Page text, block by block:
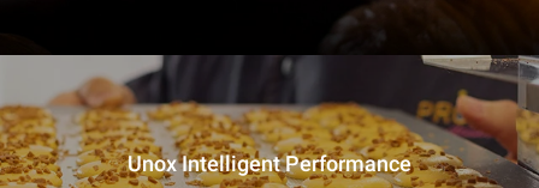
Unox Intelligent Performance